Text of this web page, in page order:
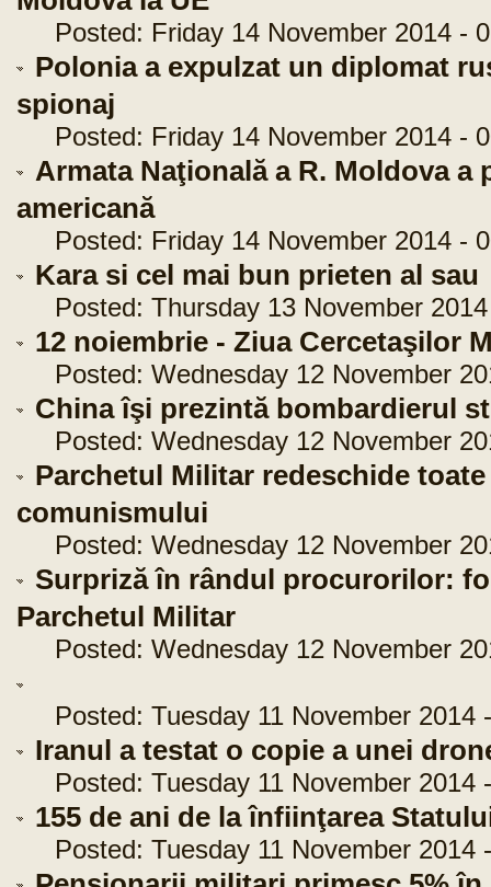
Posted: Friday 14 November 2014 -
Polonia a expulzat un diplomat
spionaj
Posted: Friday 14 November 2014 -
Armata Naţională a R. Moldova
americană
Posted: Friday 14 November 2014 -
Kara si cel mai bun prieten al sau
Posted: Thursday 13 November 2014
12 noiembrie - Ziua Cercetaşilor
Posted: Wednesday 12 November
China îşi prezintă bombardierul
Posted: Wednesday 12 November
Parchetul Militar redeschide
comunismului
Posted: Wednesday 12 November
Surpriză în rândul procurorilor:
Parchetul Militar
Posted: Wednesday 12 November
Posted: Tuesday 11 November 2014
Iranul a testat o copie a unei
Posted: Tuesday 11 November 2014
155 de ani de la înfiinţarea
Posted: Tuesday 11 November 2014